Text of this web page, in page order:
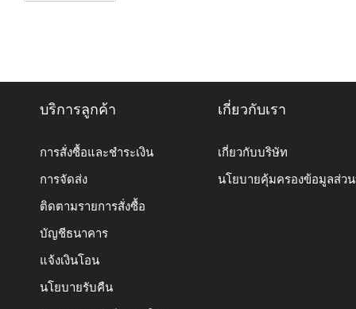
บริการลูกค้า
การสั่งซื้อและชำระเงิน
การจัดส่ง
ติดตามรายการสั่งซื้อ
บัญชีธนาคาร
แจ้งเงินโอน
นโยบายรับคืน
เกี่ยวกับเรา
เกี่ยวกับบริษัท
นโยบายคุ้มครองข้อมูลส่ว